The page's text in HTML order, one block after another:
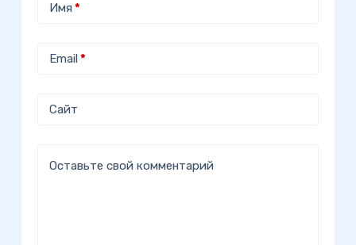
Имя *
Email *
Сайт
Оставьте свой комментарий